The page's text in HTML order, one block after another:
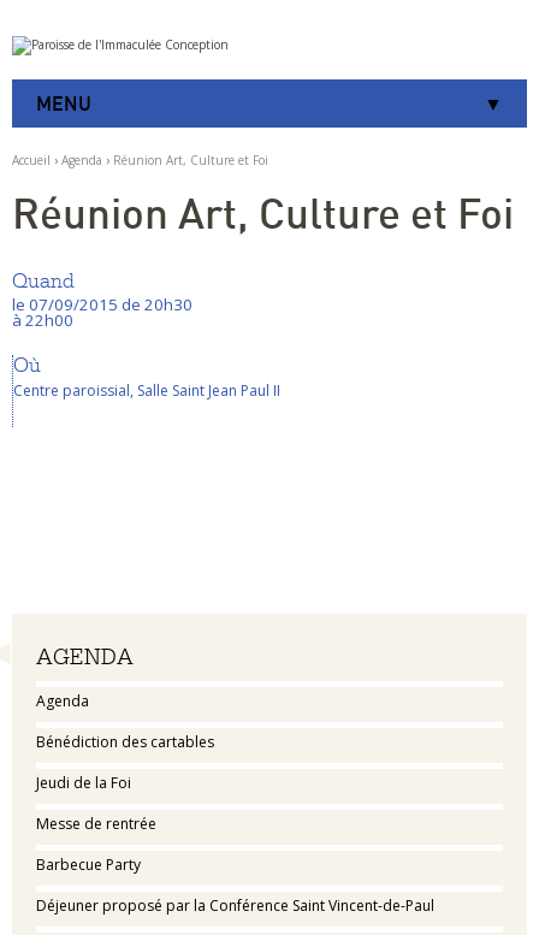
Aller
au
contenu.
à
navigation
Outils
personnels
MENU
Accueil › Agenda › Réunion Art, Culture et Foi
Navigation
AGENDA
Agenda
Bénédiction des cartables
Jeudi de la Foi
Messe de rentrée
Barbecue Party
Déjeuner proposé par la Conférence Saint Vincent-de-Paul
Réunion Art, Culture et Foi
Quand
le 07/09/2015 de 20h30
à 22h00
Où
Centre paroissial, Salle Saint Jean Paul II